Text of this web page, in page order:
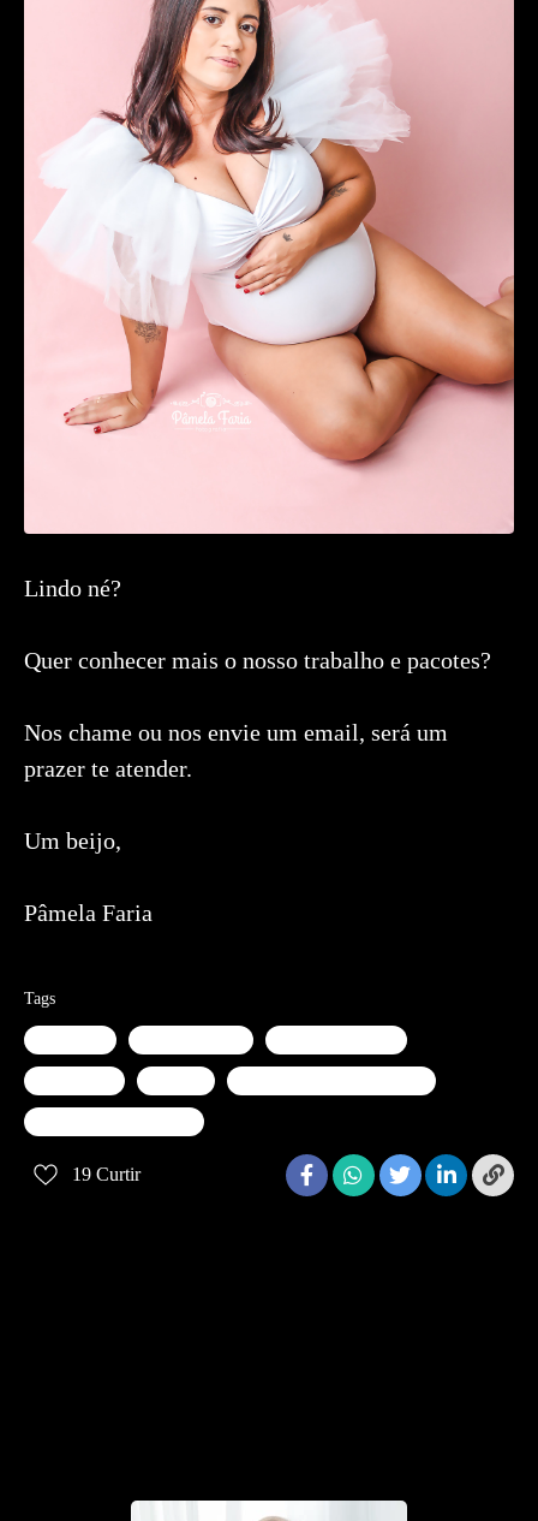
Lindo né?
Quer conhecer mais o nosso trabalho e pacotes?
Nos chame ou nos envie um email, será um
prazer te atender.
Um beijo,
Pâmela Faria
Tags
19 Curtir